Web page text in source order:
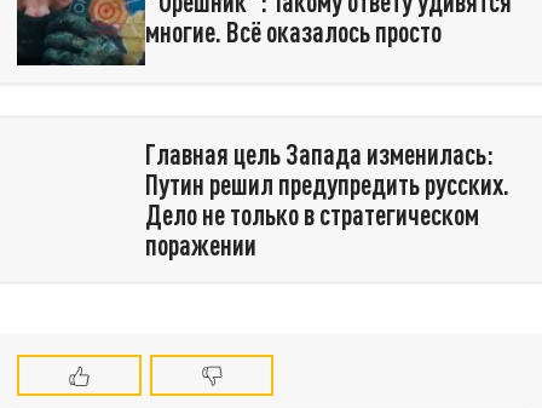
многие. Всё оказалось просто
Главная цель Запада изменилась:
Путин решил предупредить русских.
Дело не только в стратегическом
поражении